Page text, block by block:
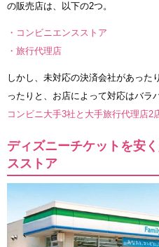
の販売店は、以下の2つ。
・コンビニエンスストア
・旅行代理店
しかし、未対応の決済会社があった
ったりと、お店によって対応はバラ
コンビニ大手3社と大手旅行代理店2
ディズニーチケットを安
スストア